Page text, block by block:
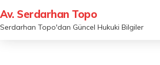
Av. Serdarhan Topo
Serdarhan Topo'dan Güncel Hukuki Bilgiler